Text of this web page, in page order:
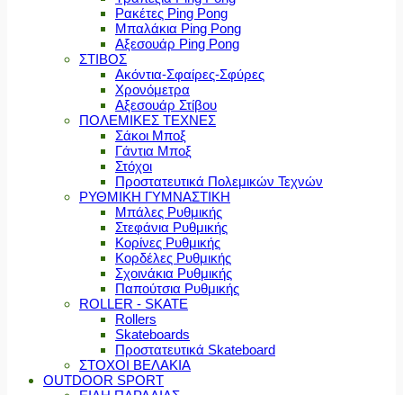
Ρακέτες Ping Pong
Μπαλάκια Ping Pong
Αξεσουάρ Ping Pong
ΣΤΙΒΟΣ
Ακόντια-Σφαίρες-Σφύρες
Χρονόμετρα
Αξεσουάρ Στίβου
ΠΟΛΕΜΙΚΕΣ ΤΕΧΝΕΣ
Σάκοι Μποξ
Γάντια Μποξ
Στόχοι
Προστατευτικά Πολεμικών Τεχνών
ΡΥΘΜΙΚΗ ΓΥΜΝΑΣΤΙΚΗ
Μπάλες Ρυθμικής
Στεφάνια Ρυθμικής
Κορίνες Ρυθμικής
Κορδέλες Ρυθμικής
Σχοινάκια Ρυθμικής
Παπούτσια Ρυθμικής
ROLLER - SKATE
Rollers
Skateboards
Προστατευτικά Skateboard
ΣΤΟΧΟΙ ΒΕΛΑΚΙΑ
OUTDOOR SPORT